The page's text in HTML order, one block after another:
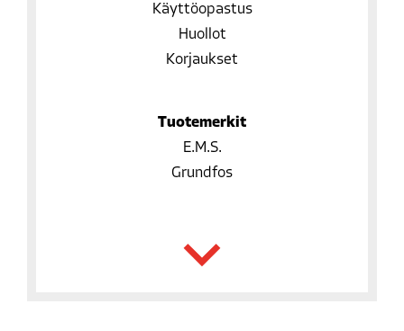
Käyttöopastus
Huollot
Korjaukset
Tuotemerkit
E.M.S.
Grundfos